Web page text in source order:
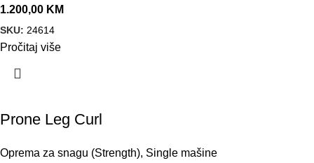
1.200,00 KM
SKU: 24614
Pročitaj više
Prone Leg Curl
Oprema za snagu (Strength), Single mašine